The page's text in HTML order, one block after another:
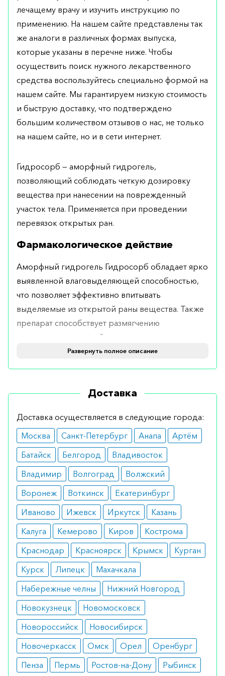
лечащему врачу и изучить инструкцию по
применению. На нашем сайте представлены так
же аналоги в различных формах выпуска,
которые указаны в перечне ниже. Чтобы
осуществить поиск нужного лекарственного
средства воспользуйтесь специально формой на
нашем сайте. Мы гарантируем низкую стоимость
и быструю доставку, что подтверждено
большим количеством отзывов о нас, не только
на нашем сайте, но и в сети интернет.
Гидросорб — аморфный гидрогель,
позволяющий соблюдать четкую дозировку
вещества при нанесении на поврежденный
участок тела. Применяется при проведении
перевязок открытых ран.
Фармакологическое действие
Аморфный гидрогель Гидросорб обладает ярко
выявленной влаговыделяющей способностью,
что позволяет эффективно впитывать
выделяемые из открытой раны вещества. Также
препарат способствует размягчению
некротические тканей, что ускоряет природные
процессы их отторжения. Быстрая очистка ран с
Использование Гидросорб геля рекомендовано
для обработки открытых ран следующего типа:
хронические повреждения кожных
покровов без признаков инфицирования;
пролежни;
трофические язвы;
диабетические раны;
глубокие порезы.
Также гель Гидросорб отлично подойдет для
обработки плохо заживающих ран, находящихся
во влажной среде.
Противопоказания
Воздержаться от использования геля следует
при наличии следующих противопоказаний:
повышенная чувствительность к
компонентам препарата;
серьезные ожоги кожного покрова.
Развернуть полное описание
Доставка
Доставка осуществляется в следующие города:
Москва
Санкт-Петербург Анапа
Артём
Батайск
Белгород
Владивосток
Владимир
Волгоград
Волжский
Воронеж
Воткинск
Екатеринбург
Иваново
Ижевск Иркутск
Казань
Калуга
Кемерово Киров
Кострома
Краснодар
Красноярск Крымск
Курган
Курск
Липецк
Махачкала
Набережные челны
Нижний Новгород
Новокузнецк
Новомосковск
Новороссийск
Новосибирск
Новочеркасск
Омск Орел
Оренбург
Пенза
Пермь Ростов-на-Дону
Рыбинск